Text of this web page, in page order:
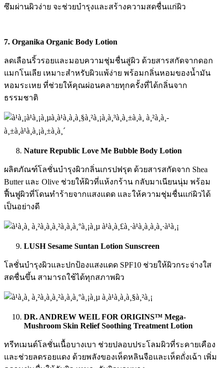
ซึมผ่านผิวง่าย จะช่วยบำรุงและสร้างความสดชื่นแก่ผิว
7. Organika Organic Body Lotion
ลดเลือนริ้วรอยและมอบความชุ่มชื่นสู่ผิว ด้วยสารสกัดจากดอก
แมกโนเลีย เหมาะสำหรับผิวแพ้ง่าย พร้อมกลิ่นหอมของน้ำมัน
หอมระเหย ที่ช่วยให้คุณผ่อนคลายทุกครั้งที่ได้กลิ่นจาก
ธรรมชาติ
Nature Republic Love Me Bubble Body Lotion
ผลิตภัณฑ์โลชั่นบำรุงผิวกลิ่นเกรปฟรุต ด้วยสารสกัดจาก Shea
Butter และ Olive ช่วยให้ผิวที่แห้งกร้าน กลับมาเนียนนุ่ม พร้อม
ฟื้นฟูผิวที่โดนทำร้ายจากแสงแดด และให้ความชุ่มชื่นแก่ผิวได้
เป็นอย่างดี
LUSH Sesame Suntan Lotion Sunscreen
โลชั่นบำรุงผิวและปกป้องแสงแดด SPF10 ช่วยให้ผิวกระจ่างใส
สดชื่นขึ้น สามารถใช้ได้ทุกสภาพผิว
DR. ANDREW WEIL FOR ORIGINS™ Mega-
Mushroom Skin Relief Soothing Treatment Lotion
ทรีทเมนต์โลชั่นเนื้อบางเบา ช่วยปลอบประโลมผิวที่ระคายเคือง
และช่วยลดรอยแดง ด้วยพลังของเห็ดหลินจือและเห็ดถั่งเฉ้า เพิ่ม